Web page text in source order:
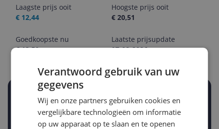
Laagste prijs ooit
€ 12,44
Hoogste prijs ooit
€ 20,51
Goedkoopste nu
€ 13,50
Laatste prijsupdate
07-08-2026
Stel een alert in en mis geen prijsdaling
Krijg een seintje zodra de prijs zakt
Jouw e-mailadres
Verantwoord gebruik van uw
gegevens
Wij en onze partners gebruiken cookies en
vergelijkbare technologieën om informatie
op uw apparaat op te slaan en te openen